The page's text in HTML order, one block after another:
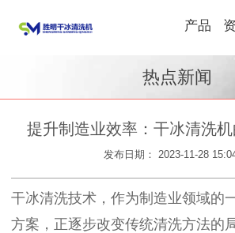
产品
热点新闻
提升制造业效率：干冰清洗
发布日期： 2023-11-28
干冰清洗技术，作为制造业领域的
方案，正逐步改变传统清洗方法的